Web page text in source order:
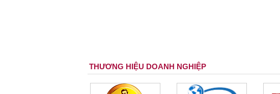
THƯƠNG HIỆU DOANH NGHIỆP